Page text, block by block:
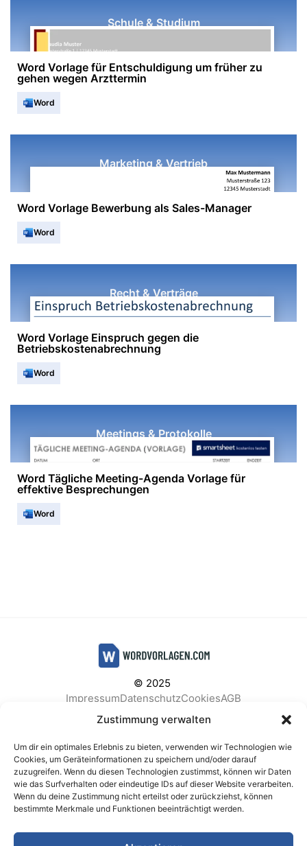
Zustimmung verwalten
Um dir ein optimales Erlebnis zu bieten, verwenden wir Technologien wie
Cookies, um Geräteinformationen zu speichern und/oder darauf
zuzugreifen. Wenn du diesen Technologien zustimmst, können wir Daten
wie das Surfverhalten oder eindeutige IDs auf dieser Website verarbeiten.
Wenn du deine Zustimmung nicht erteilst oder zurückziehst, können
bestimmte Merkmale und Funktionen beeinträchtigt werden.
Schule & Studium
Word Vorlage für Entschuldigung um früher zu
gehen wegen Arzttermin
Word
Marketing & Vertrieb
Word Vorlage Bewerbung als Sales-Manager
Word
Recht & Verträge
Word Vorlage Einspruch gegen die
Betriebskostenabrechnung
Word
Meetings & Protokolle
Word Tägliche Meeting-Agenda Vorlage für
effektive Besprechungen
Word
© 2025
ImpressumDatenschutzCookiesAGB
Facebook
Instagram
BELIEBTE KATEGORIEN
Berichte & Analysen Business
Einkauf & Beschaffung